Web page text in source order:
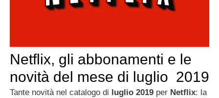
Netflix, gli abbonamenti e le
novità del mese di luglio 2019
Tante novità nel catalogo di luglio 2019 per Netflix: la